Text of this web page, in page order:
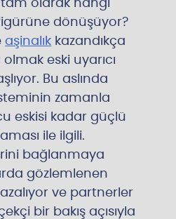
olarak hangi
dönüşüyor?
aşinalık kazandıkça
eski uyarıcı
Bu aslında
zamanla
eskisi kadar güçlü
ile ilgili.
bağlanmaya
gözlemlenen
ve partnerler
bir bakış açısıyla